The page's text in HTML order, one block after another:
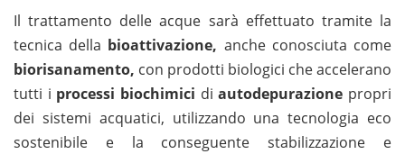
Il trattamento delle acque sarà effettuato tramite la
tecnica della bioattivazione, anche conosciuta come
biorisanamento, con prodotti biologici che accelerano
tutti i processi biochimici diautodepurazione propri
dei sistemi acquatici, utilizzando una tecnologia eco
sostenibile e la conseguente stabilizzazione e